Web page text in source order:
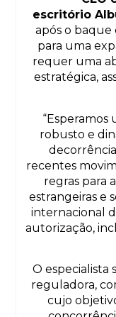
escritório
após o baque
para uma
requer uma
estratégica,
“Esperamos
robusto e
recentes
regras para
estrangeiras e
internacional
autorização,
O especialista
reguladora,
cujo